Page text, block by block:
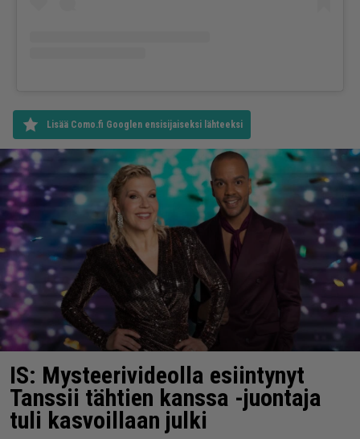
Lisää Como.fi Googlen ensisijaiseksi lähteeksi
IS: Mysteerivideolla esiintynyt
Tanssii tähtien kanssa -juontaja
tuli kasvoillaan julki